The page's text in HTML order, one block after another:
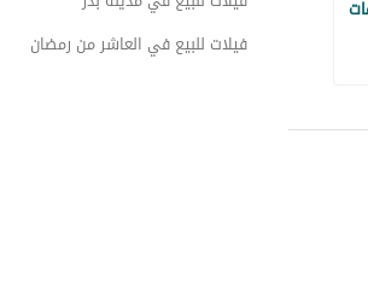
فيلات للبيع في العاشر من رمضان